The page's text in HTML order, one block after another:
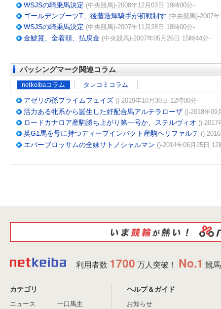
WSJSの騎乗馬決定 (中央競馬)-2008年12月03日 19時00分-
ゴールデンブーツT、後藤浩輝騎手が初戦制す (中央競馬)-2007
WSJSの騎乗馬決定 (中央競馬)-2007年11月28日 18時00分-
金鯱賞、全着順、払戻金 (中央競馬)-2007年05月26日 15時44分-
パッシングマーク関連コラム
netkeibaコラム タレコミコラム
アゼリの孫プライムフェイズ ()-2019年10月30日 12時00分-
活力ある牝系から誕生した好配合馬アルテラローザ ()-2018年09
ロードカナロア産駒勝ち上がり第一号か、ステルヴィオ ()-2017
英G1馬を母に持つディープインパクト産駒ヘリファルテ ()-
エバーブロッサムの全妹サトノシャルマン ()-2014年06月25日 12
利用者数 1700 万人突破！ No.1 競
カテゴリ
ニュース
一口馬主
ヘルプ＆ガイド
お知らせ